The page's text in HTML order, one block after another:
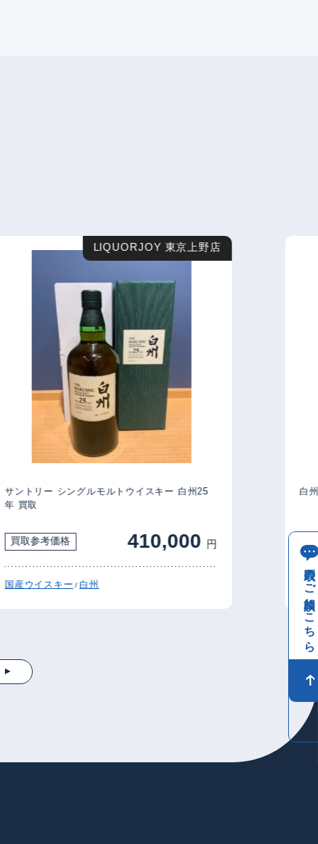
LIQUORJOY 東京上野店
サントリー シングルモルトウイスキー 白州25
年 買取
買取参考価格 410,000 円
国産ウイスキー/ 白州
白
国
買取のご相談はこちら